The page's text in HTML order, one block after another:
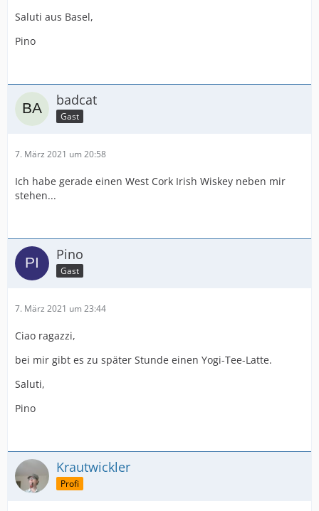
Saluti aus Basel,
Pino
badcat
Gast
7. März 2021 um 20:58
Ich habe gerade einen West Cork Irish Wiskey neben mir
stehen...
Pino
Gast
7. März 2021 um 23:44
Ciao ragazzi,
bei mir gibt es zu später Stunde einen Yogi-Tee-Latte.
Saluti,
Pino
Krautwickler
Profi